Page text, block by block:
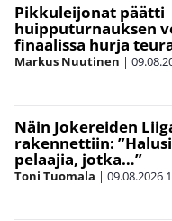
Pikkuleijonat päätti
huipputurnauksen
finaalissa hurja
Markus Nuutinen |
Näin Jokereiden
rakennettiin:
pelaajia, jotka…”
Toni Tuomala | 09.08.2026